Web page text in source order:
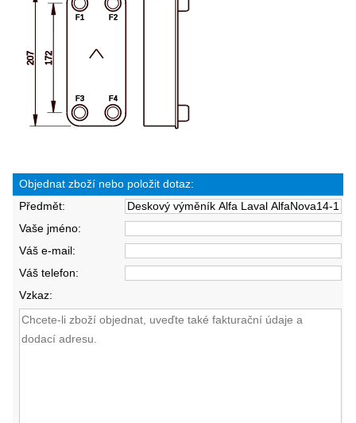
Objednat zboží nebo položit dotaz:
Předmět:
Vaše jméno:
Váš e-mail:
Váš telefon:
Vzkaz: